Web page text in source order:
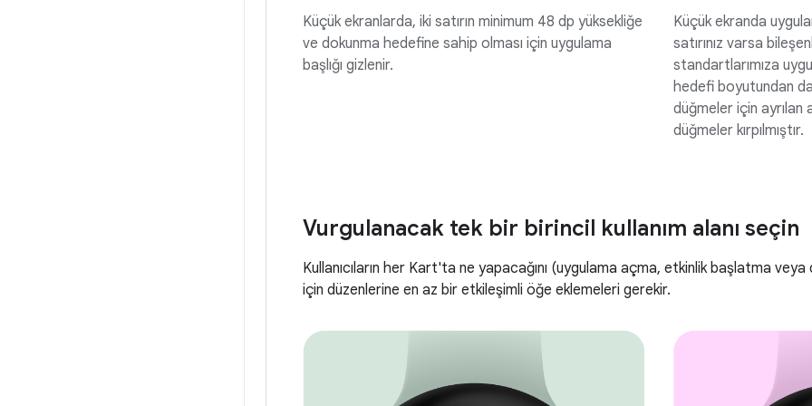
Küçük ekranlarda, iki satırın minimum 48 dp yüksekliğe
ve dokunma hedefine sahip olması için uygulama
başlığı gizlenir.
Küçük ekranda
satırınız varsa
standartlarımıza
hedefi boyutundan
düğmeler için ayrılan
düğmeler kırpılmıştır.
Vurgulanacak tek bir birincil kullanım alanı seçin
Kullanıcıların her Kart'ta ne yapacağını (uygulama açma, etkinlik başlatma
için düzenlerine en az bir etkileşimli öğe eklemeleri gerekir.